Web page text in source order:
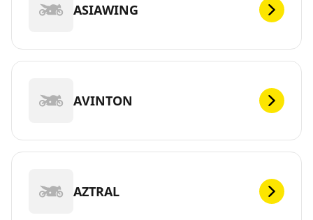
ASIAWING
AVINTON
AZTRAL